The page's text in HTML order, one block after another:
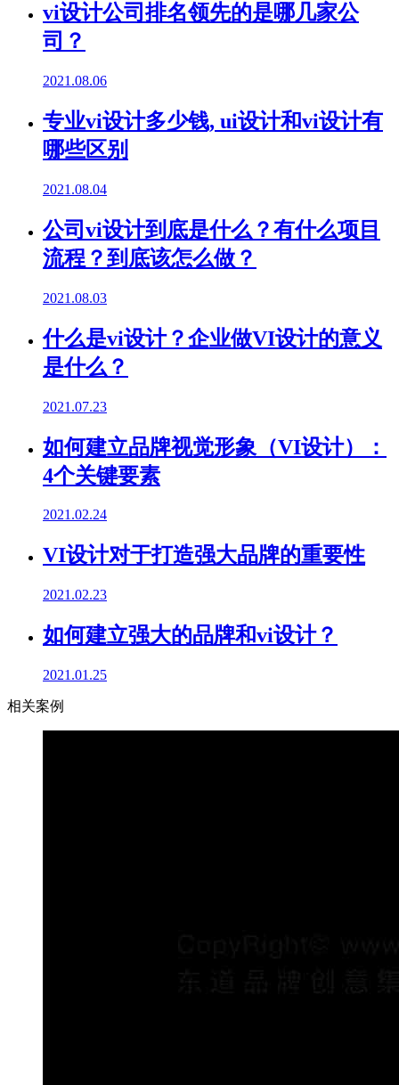
vi设计公司排名领先的是哪几家公
司？
2021.08.06
专业vi设计多少钱, ui设计和vi设计有
哪些区别
2021.08.04
公司vi设计到底是什么？有什么项目
流程？到底该怎么做？
2021.08.03
什么是vi设计？企业做VI设计的意义
是什么？
2021.07.23
如何建立品牌视觉形象（VI设计）：
4个关键要素
2021.02.24
VI设计对于打造强大品牌的重要性
2021.02.23
如何建立强大的品牌和vi设计？
2021.01.25
相关案例